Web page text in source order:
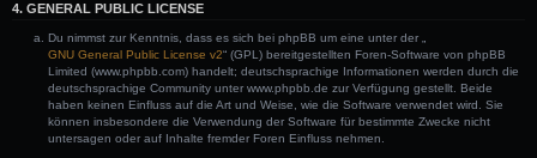
4. GENERAL PUBLIC LICENSE
Du nimmst zur Kenntnis, dass es sich bei phpBB um eine unter der „
GNU General Public License v2“ (GPL) bereitgestellten Foren-Software von phpBB
Limited (www.phpbb.com) handelt; deutschsprachige Informationen werden durch die
deutschsprachige Community unter www.phpbb.de zur Verfügung gestellt. Beide
haben keinen Einfluss auf die Art und Weise, wie die Software verwendet wird. Sie
können insbesondere die Verwendung der Software für bestimmte Zwecke nicht
untersagen oder auf Inhalte fremder Foren Einfluss nehmen.